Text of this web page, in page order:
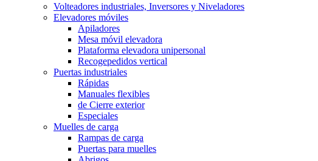
Volteadores industriales, Inversores y Niveladores
Elevadores móviles
Apiladores
Mesa móvil elevadora
Plataforma elevadora unipersonal
Recogepedidos vertical
Puertas industriales
Rápidas
Manuales flexibles
de Cierre exterior
Especiales
Muelles de carga
Rampas de carga
Puertas para muelles